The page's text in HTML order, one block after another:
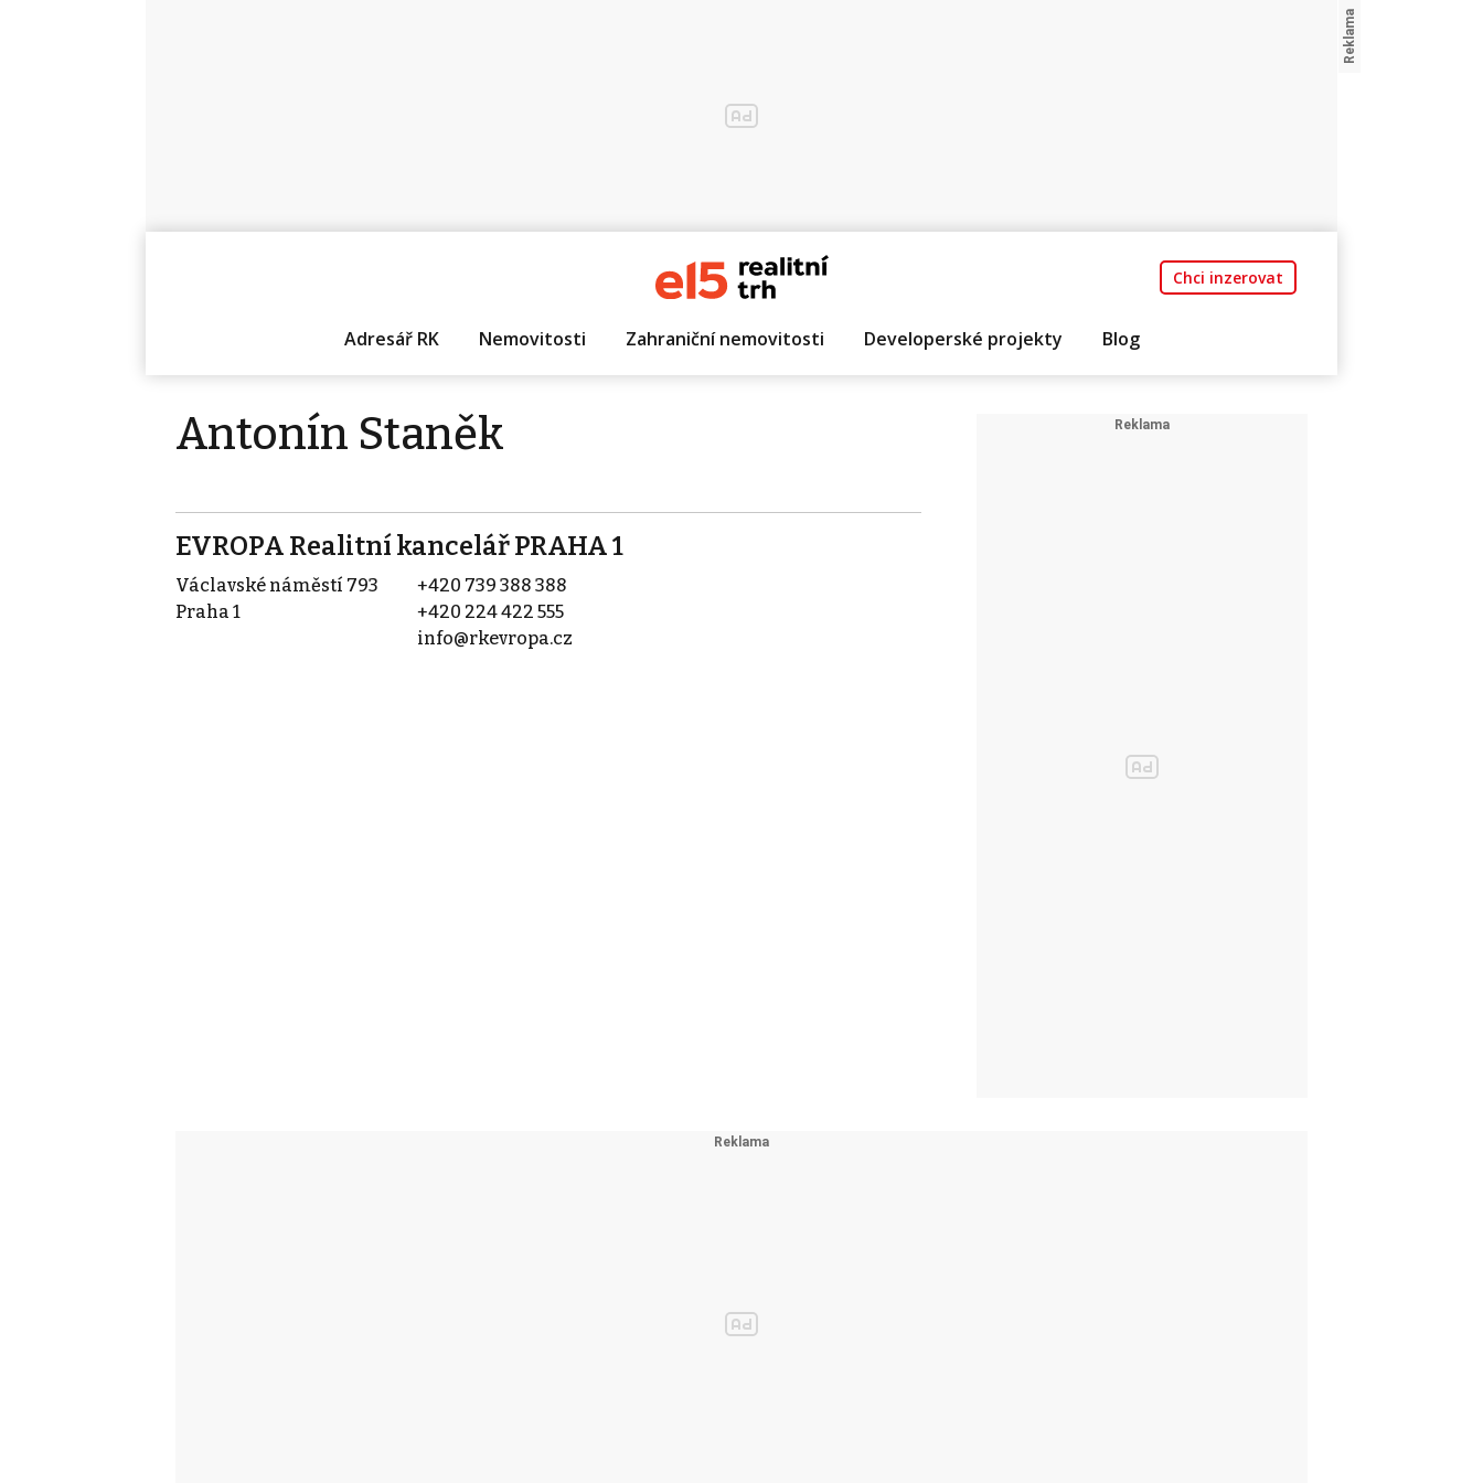
Chci inzerovat
Adresář RK Nemovitosti Zahraniční nemovitosti Developerské projekty Blog
Antonín Staněk
EVROPA Realitní kancelář PRAHA 1
Václavské náměstí 793
Praha 1
+420 739 388 388
+420 224 422 555
info@rkevropa.cz